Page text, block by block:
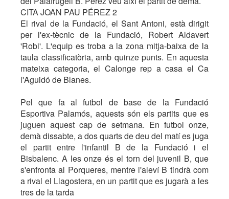
CITA JOAN PAU PÉREZ 2
El rival de la Fundació, el Sant Antoni, està dirigit
per l'ex-tècnic de la Fundació, Robert Aldavert
'Robi'. L'equip es troba a la zona mitja-baixa de la
taula classificatòria, amb quinze punts. En aquesta
mateixa categoria, el Calonge rep a casa el Ca
l'Aguidó de Blanes.
Pel que fa al futbol de base de la Fundació
Esportiva Palamós, aquests són els partits que es
juguen aquest cap de setmana. En futbol onze,
demà dissabte, a dos quarts de deu del matí es juga
el partit entre l'infantil B de la Fundació i el
Bisbalenc. A les onze és el torn del juvenil B, que
s'enfronta al Porqueres, mentre l'aleví B tindrà com
a rival el Llagostera, en un partit que es jugarà a les
tres de la tarda